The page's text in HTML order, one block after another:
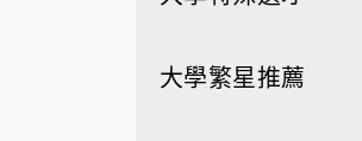
大學繁星推薦